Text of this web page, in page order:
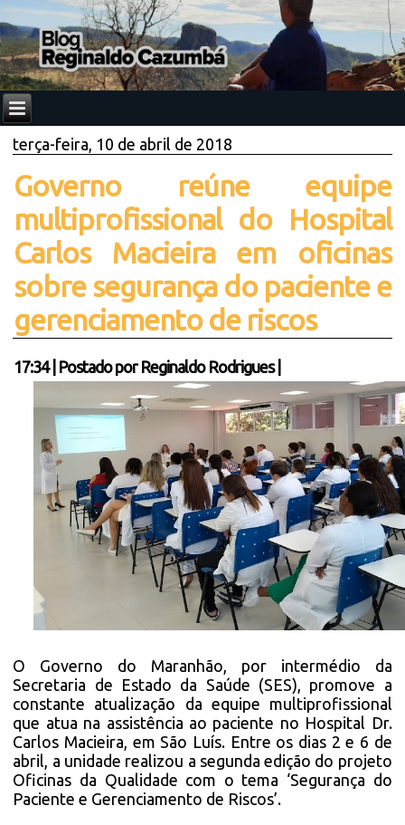
terça-feira, 10 de abril de 2018
Governo reúne equipe
multiprofissional do Hospital
Carlos Macieira em oficinas
sobre segurança do paciente e
gerenciamento de riscos
17:34| Postado por Reginaldo Rodrigues
O Governo do Maranhão, por intermédio da
Secretaria de Estado da Saúde (SES), promove a
constante atualização da equipe multiprofissional
que atua na assistência ao paciente no Hospital Dr.
Carlos Macieira, em São Luís. Entre os dias 2 e 6 de
abril, a unidade realizou a segunda edição do projeto
Oficinas da Qualidade com o tema ‘Segurança do
Paciente e Gerenciamento de Riscos’.